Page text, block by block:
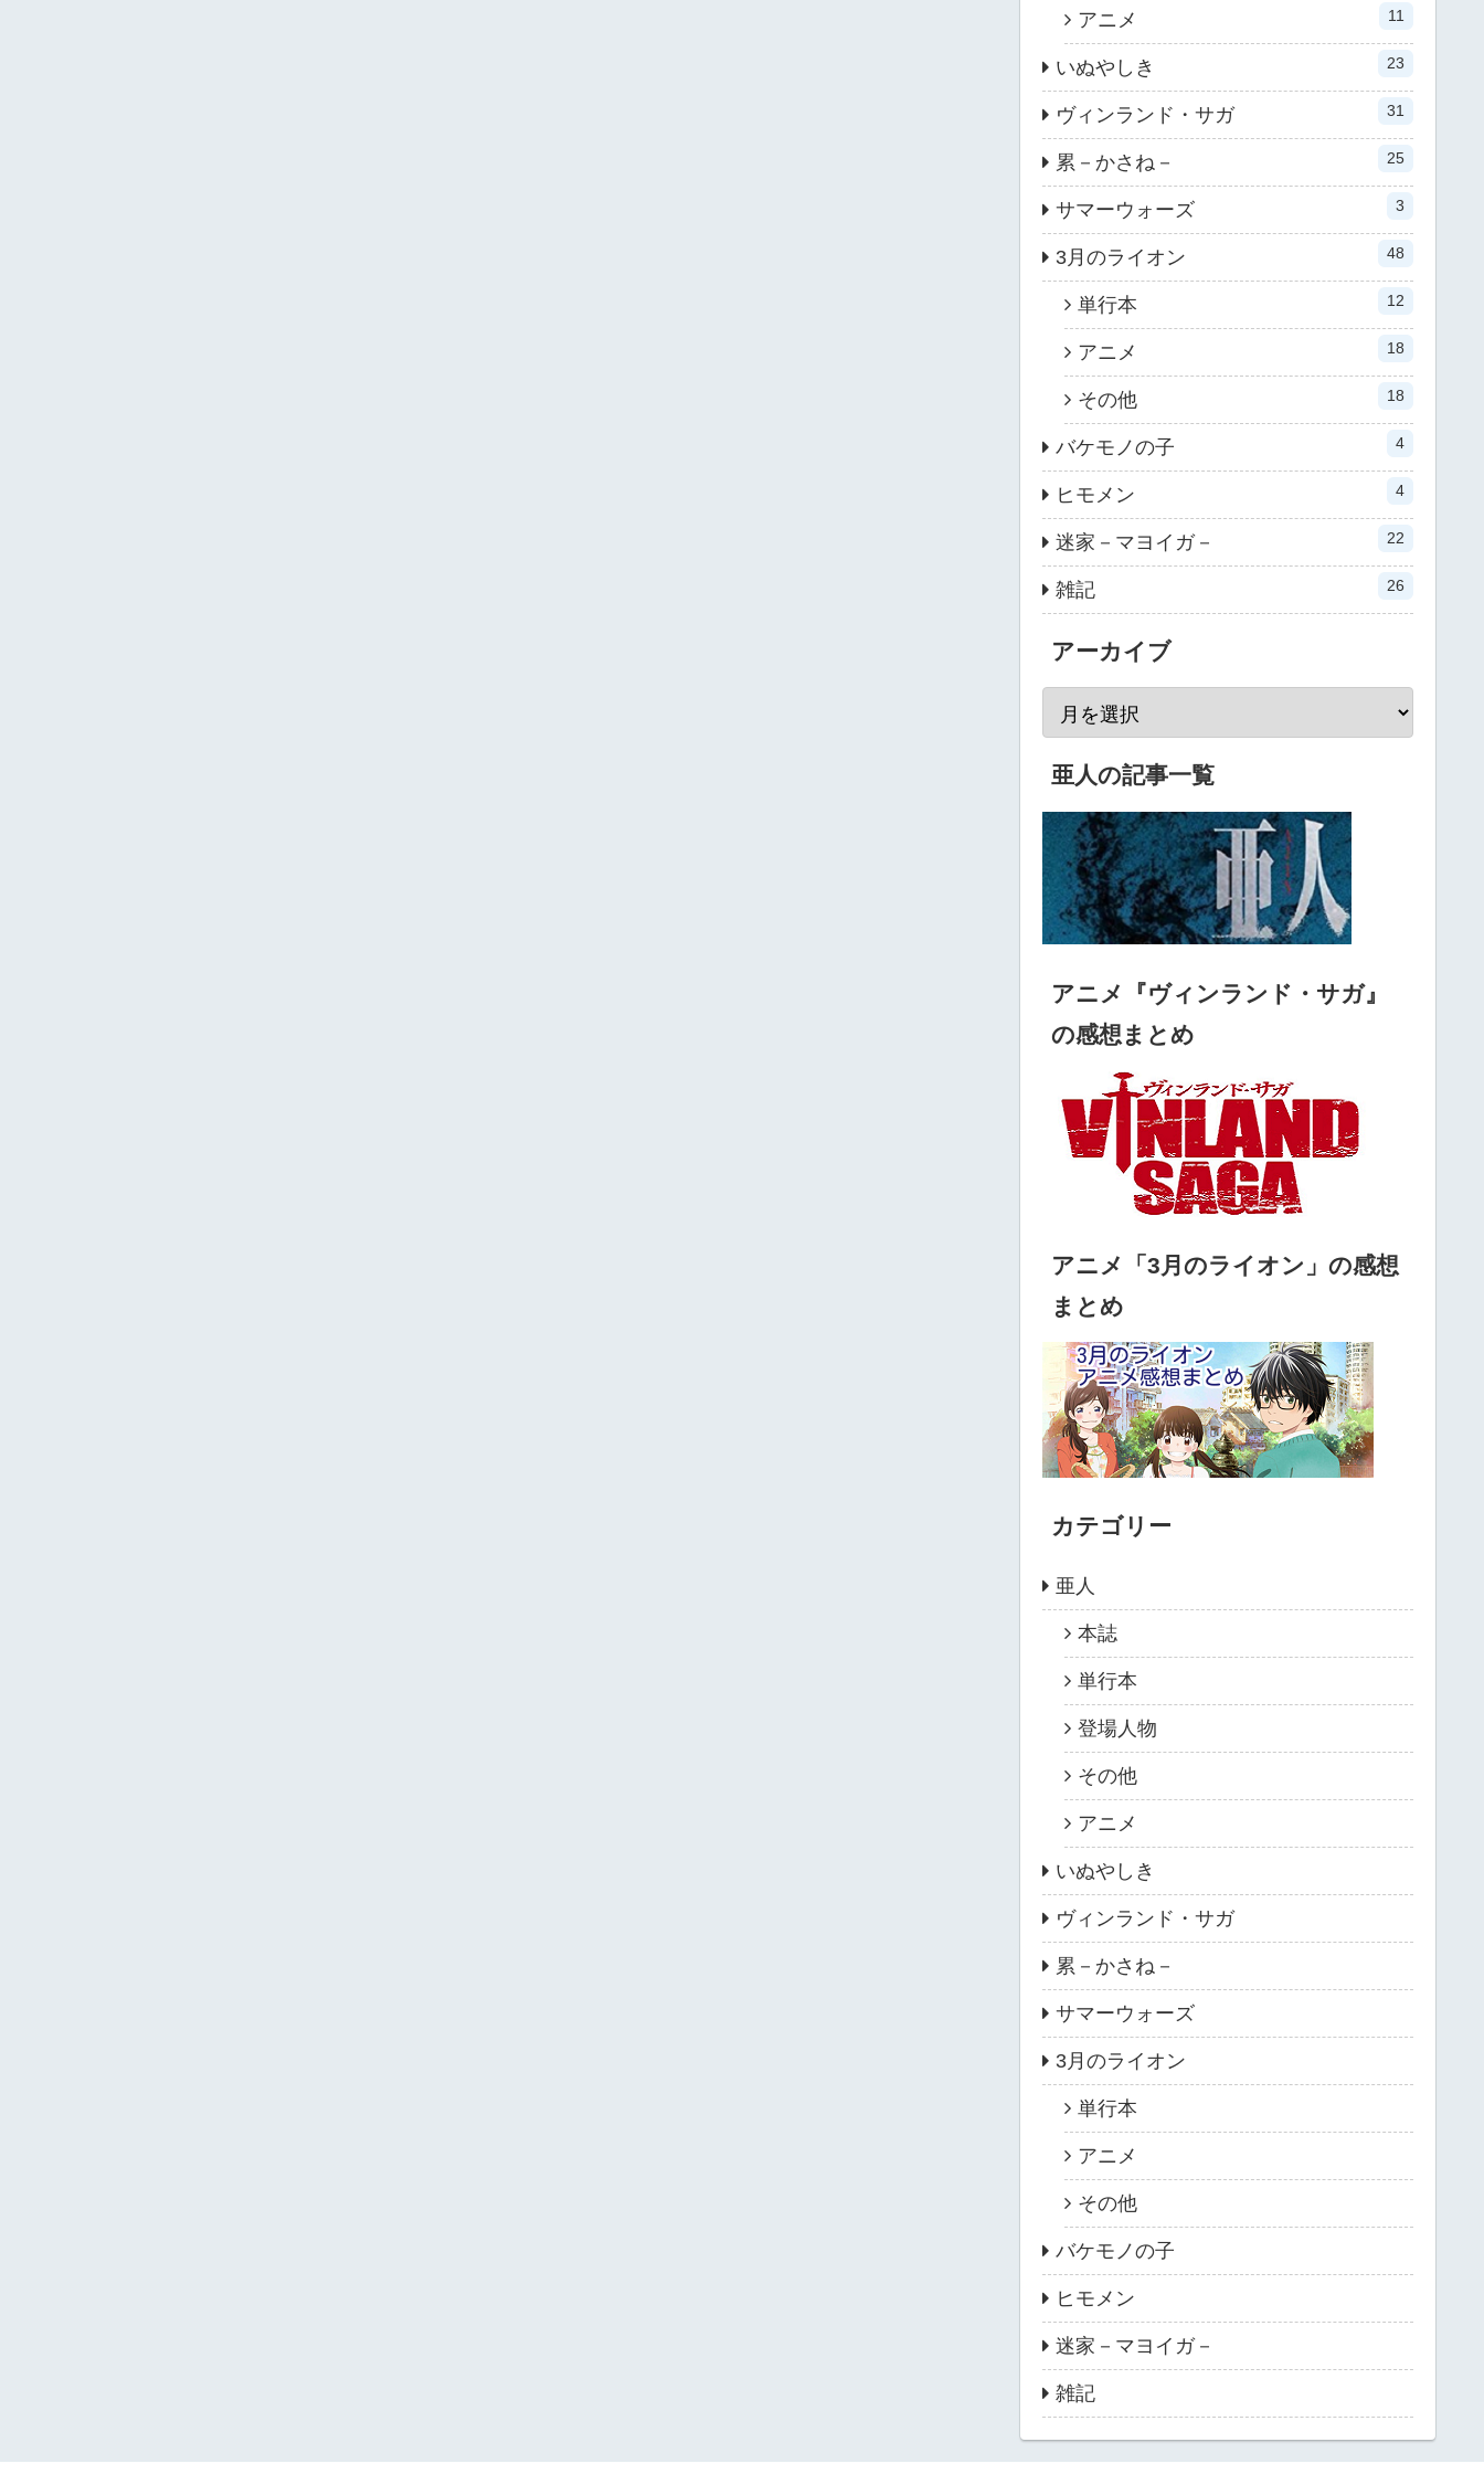
アニメ 11
いぬやしき 23
ヴィンランド・サガ 31
累－かさね－ 25
サマーウォーズ 3
3月のライオン 48
単行本 12
アニメ 18
その他 18
バケモノの子 4
ヒモメン 4
迷家－マヨイガ－ 22
雑記 26
アーカイブ
亜人の記事一覧
アニメ『ヴィンランド・サガ』
の感想まとめ
アニメ「3月のライオン」の感想
まとめ
カテゴリー
亜人
本誌
単行本
登場人物
その他
アニメ
いぬやしき
ヴィンランド・サガ
累－かさね－
サマーウォーズ
3月のライオン
単行本
アニメ
その他
バケモノの子
ヒモメン
迷家－マヨイガ－
雑記